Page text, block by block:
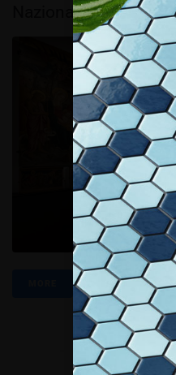
Nazionale dell’Umbria